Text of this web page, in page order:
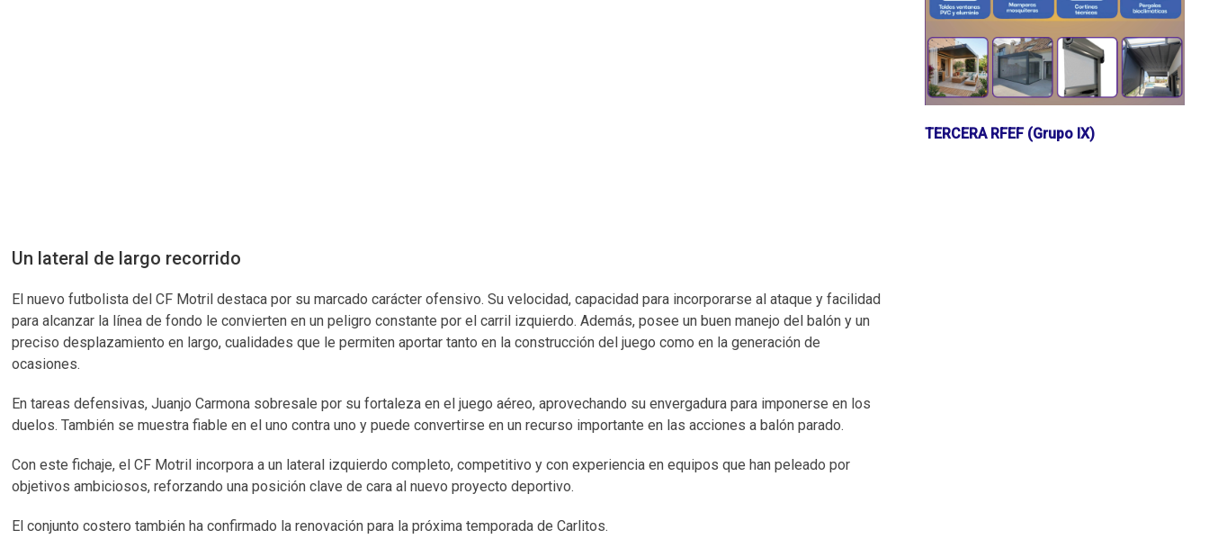
Un lateral de largo recorrido
El nuevo futbolista del CF Motril destaca por su marcado carácter ofensivo. Su velocidad, capacidad para incorporarse al ataque y facilidad
para alcanzar la línea de fondo le convierten en un peligro constante por el carril izquierdo. Además, posee un buen manejo del balón y un
preciso desplazamiento en largo, cualidades que le permiten aportar tanto en la construcción del juego como en la generación de
ocasiones.
En tareas defensivas, Juanjo Carmona sobresale por su fortaleza en el juego aéreo, aprovechando su envergadura para imponerse en los
duelos. También se muestra fiable en el uno contra uno y puede convertirse en un recurso importante en las acciones a balón parado.
Con este fichaje, el CF Motril incorpora a un lateral izquierdo completo, competitivo y con experiencia en equipos que han peleado por
objetivos ambiciosos, reforzando una posición clave de cara al nuevo proyecto deportivo.
El conjunto costero también ha confirmado la renovación para la próxima temporada de Carlitos.
TERCERA RFEF (Grupo IX)